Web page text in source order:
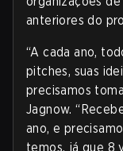
anteriores do
“A cada ano,
pitches, suas
precisamos
Jagnow.
ano, e
temos, já que 8